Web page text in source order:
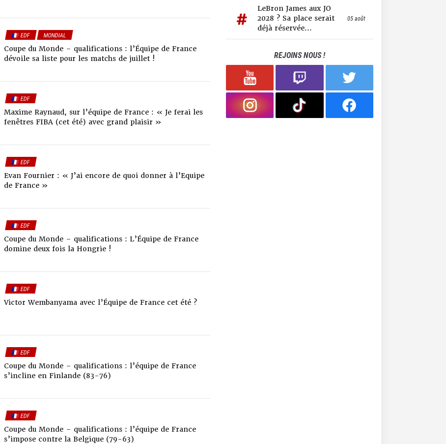
🇫🇷 EDF MONDIAL
Coupe du Monde – qualifications : l’Équipe de France
dévoile sa liste pour les matchs de juillet !
🇫🇷 EDF
Maxime Raynaud, sur l’équipe de France : « Je ferai les
fenêtres FIBA (cet été) avec grand plaisir »
🇫🇷 EDF
Evan Fournier : « J’ai encore de quoi donner à l’Equipe
de France »
🇫🇷 EDF
Coupe du Monde – qualifications : L’Équipe de France
domine deux fois la Hongrie !
🇫🇷 EDF
Victor Wembanyama avec l’Équipe de France cet été ?
🇫🇷 EDF
Coupe du Monde – qualifications : l’équipe de France
s’incline en Finlande (83-76)
🇫🇷 EDF
Coupe du Monde – qualifications : l’équipe de France
s’impose contre la Belgique (79-63)
LeBron James aux JO
2028 ? Sa place serait
déjà réservée...
05 août
REJOINS NOUS !